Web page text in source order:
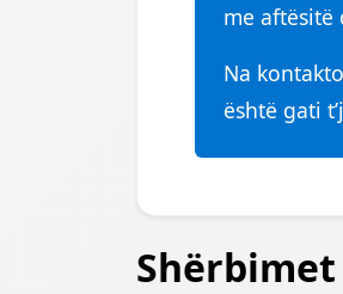
me aftësitë
Na
është gati